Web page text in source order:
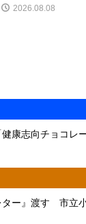
2026.08.08
康志向チョコレ
ター』渡す 市立